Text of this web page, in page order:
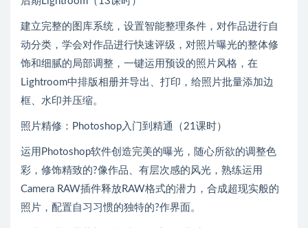
建立完整的图库系统，设置智能整理条件，对作品进行自
动分类，学会对作品进行快速评级，对照片曝光的整体修
饰和细腻的局部调整，一键运用预设的照片风格，在
Lightroom中排版相册并导出、打印，给照片批量添加边
框、水印并压缩。
照片精修：Photoshop入门到精通（21课时）
运用Photoshop软件创造完美的曝光，随心所欲的调整色
彩，修饰精致的?像作品、有层次感的风光，熟练运用
Camera RAW插件释放RAW格式的潜力，合成超现实般的
照片，配置自习习惯的独特的?作界面。